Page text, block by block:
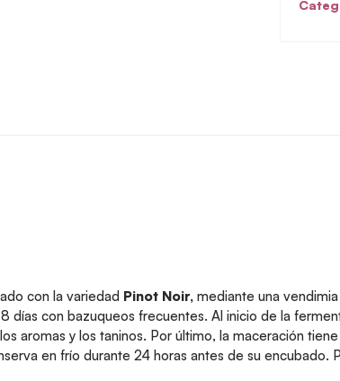
con la variedad Pinot Noir, mediante una
días con bazuqueos frecuentes. Al inicio de la
aromas y los taninos. Por último, la maceración
en frío durante 24 horas antes de su encubado.